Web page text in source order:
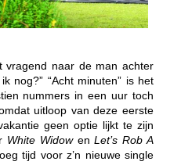
vragend naar de man achter
nog?” “Acht minuten” is het
nummers in een uur toch
uitloop van deze eerste
geen optie lijkt te zijn
White WidowenLet’s Rob A
tijd voor z’n nieuwe single